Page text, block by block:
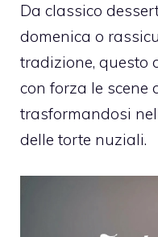
Da classico
domenica o
tradizione, questo
con forza le scene
trasformandosi
delle torte nuziali.